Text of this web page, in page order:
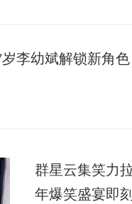
李幼斌解锁新角色
群星云集笑力
年爆笑盛宴即